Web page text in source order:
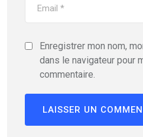
Enregistrer mon nom,
dans le navigateur pour
commentaire.